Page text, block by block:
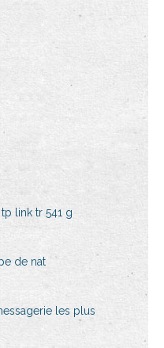
link tr 541 g
de nat
les plus